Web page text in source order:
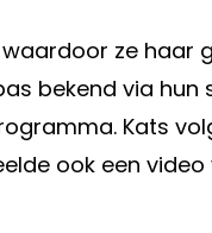
waardoor ze haar
bekend via hun
Kats
ook een